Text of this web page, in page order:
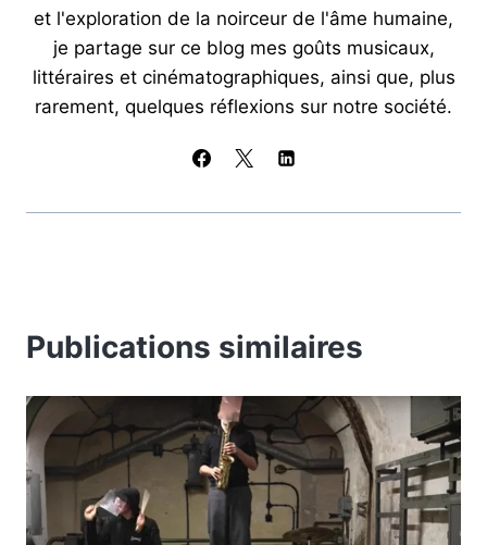
et l'exploration de la noirceur de l'âme humaine,
je partage sur ce blog mes goûts musicaux,
littéraires et cinématographiques, ainsi que, plus
rarement, quelques réflexions sur notre société.
Publications similaires